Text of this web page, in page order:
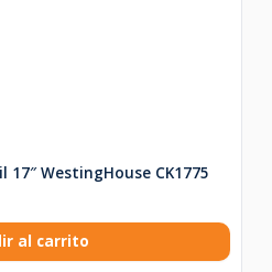
WestingHouse CK1775
al carrito